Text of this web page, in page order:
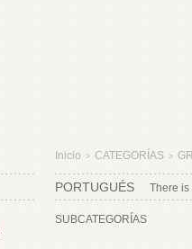
Inicio > CATEGORÍAS >
PORTUGUÉS There is
SUBCATEGORÍAS